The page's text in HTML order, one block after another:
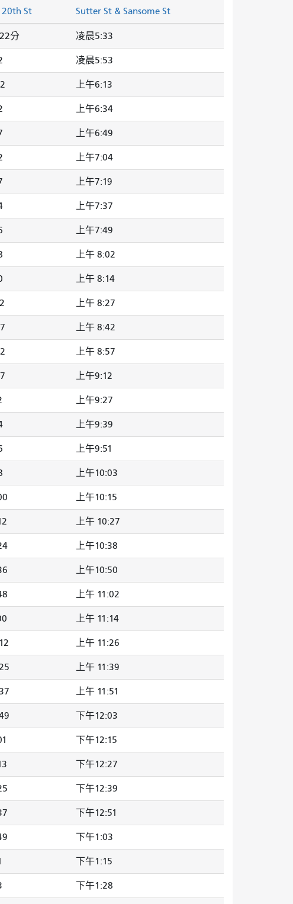
20th St Sutter St & Sansome St
分 凌晨5:33
凌晨5:53
上午6:13
上午6:34
上午6:49
上午7:04
上午7:19
上午7:37
上午7:49
上午 8:02
上午 8:14
上午 8:27
上午 8:42
上午 8:57
上午9:12
上午9:27
上午9:39
上午9:51
上午10:03
上午10:15
上午 10:27
上午10:38
上午10:50
上午 11:02
上午 11:14
上午 11:26
上午 11:39
上午 11:51
下午12:03
下午12:15
下午12:27
下午12:39
下午12:51
下午1:03
下午1:15
下午1:28